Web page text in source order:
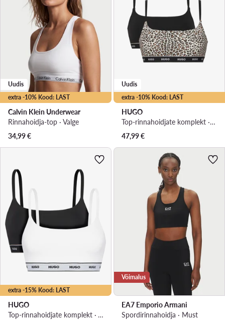
extra -10% Kood: LAST
Uudis
Calvin Klein Underwear
Rinnahoidja-top · Valge
34,99€
extra -10% Kood: LAST
Uudis
HUGO
Top-rinnahoidjate komplekt · Must
47,99€
extra -15% Kood: LAST
HUGO
Top-rinnahoidjate komplekt · Värviline
Võimalus
EA7 Emporio Armani
Spordirinnahoidja · Must